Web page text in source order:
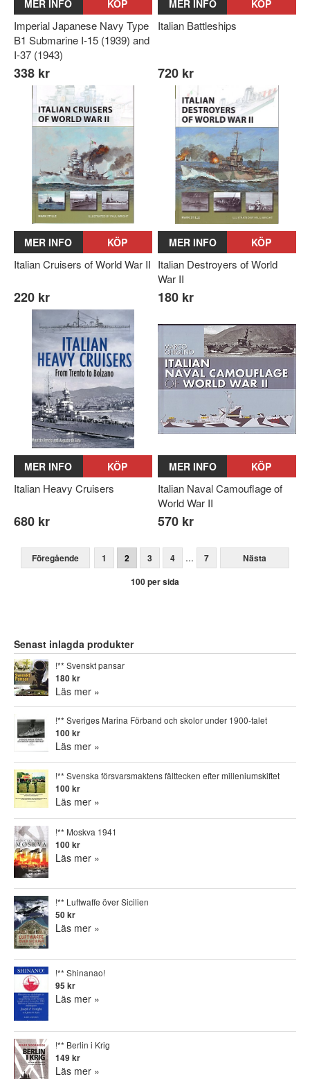
MER INFO KÖP
Imperial Japanese Navy Type
B1 Submarine I-15 (1939) and
I-37 (1943)
338 kr
MER INFO KÖP
Italian Battleships
720 kr
MER INFO KÖP
Italian Cruisers of World War II
220 kr
MER INFO KÖP
Italian Destroyers of World
War II
180 kr
MER INFO KÖP
Italian Heavy Cruisers
680 kr
MER INFO KÖP
Italian Naval Camouflage of
World War II
570 kr
Föregående 1 2 3 4 ... 7
Nästa
100 per sida
Senast inlagda produkter
!** Svenskt pansar
180 kr
Läs mer »
!** Sveriges Marina Förband och skolor under 1900-talet
100 kr
Läs mer »
!** Svenska försvarsmaktens fälttecken efter milleniumskiftet
100 kr
Läs mer »
!** Moskva 1941
100 kr
Läs mer »
!** Luftwaffe över Sicilien
50 kr
Läs mer »
!** Shinanao!
95 kr
Läs mer »
!** Berlin i Krig
149 kr
Läs mer »